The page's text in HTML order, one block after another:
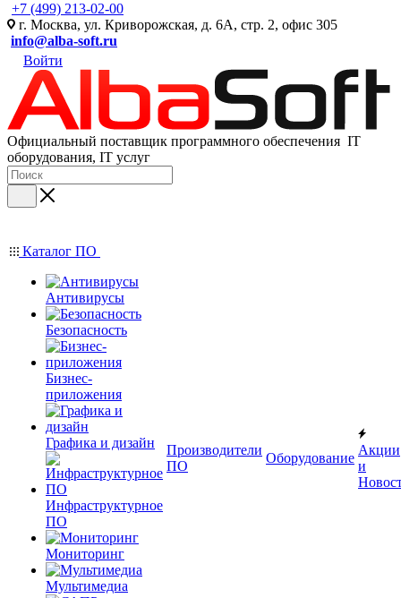
+7 (499) 213-02-00
г. Москва, ул. Криворожская, д. 6А, стр. 2, офис 305
info@alba-soft.ru
Войти
Официальный поставщик программного обеспечения IT
оборудования, IT услуг
Каталог ПО
Антивирусы
Безопасность
Бизнес-
приложения
Графика и дизайн
Инфраструктурное
ПО
Мониторинг
Мультимедиа
Производители
ПО
Оборудование
Акции
и